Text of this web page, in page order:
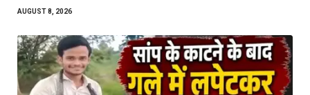
AUGUST 8, 2026